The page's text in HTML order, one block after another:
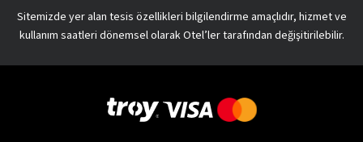
Sitemizde yer alan tesis özellikleri bilgilendirme amaçlıdır, hizmet ve
kullanım saatleri dönemsel olarak Otel’ler tarafından değişitirilebilir.